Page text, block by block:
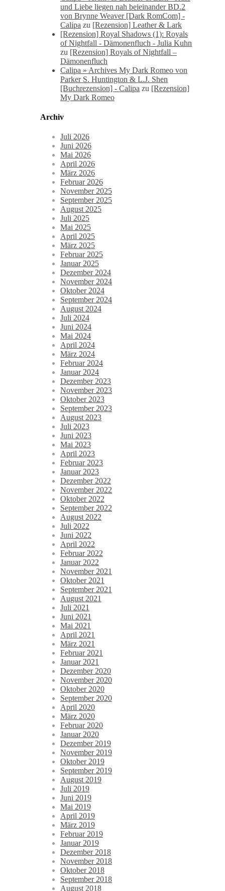
und Liebe liegen nah beieinander BD.2
von Brynne Weaver [Dark RomCom] -
Calipa zu [Rezension] Leather & Lark
[Rezension] Royal Shadows (1): Royals
of Nightfall - Dämonenfluch - Julia Kuhn
zu [Rezension] Royals of Nightfall –
Dämonenfluch
Calipa » Archives My Dark Romeo von
Parker S. Huntington & L.J. Shen
[Buchrezension] - Calipa zu [Rezension]
My Dark Romeo
Archiv
Juli 2026
Juni 2026
Mai 2026
April 2026
März 2026
Februar 2026
November 2025
September 2025
August 2025
Juli 2025
Mai 2025
April 2025
März 2025
Februar 2025
Januar 2025
Dezember 2024
November 2024
Oktober 2024
September 2024
August 2024
Juli 2024
Juni 2024
Mai 2024
April 2024
März 2024
Februar 2024
Januar 2024
Dezember 2023
November 2023
Oktober 2023
September 2023
August 2023
Juli 2023
Juni 2023
Mai 2023
April 2023
Februar 2023
Januar 2023
Dezember 2022
November 2022
Oktober 2022
September 2022
August 2022
Juli 2022
Juni 2022
April 2022
Februar 2022
Januar 2022
November 2021
Oktober 2021
September 2021
August 2021
Juli 2021
Juni 2021
Mai 2021
April 2021
März 2021
Februar 2021
Januar 2021
Dezember 2020
November 2020
Oktober 2020
September 2020
April 2020
März 2020
Februar 2020
Januar 2020
Dezember 2019
November 2019
Oktober 2019
September 2019
August 2019
Juli 2019
Juni 2019
Mai 2019
April 2019
März 2019
Februar 2019
Januar 2019
Dezember 2018
November 2018
Oktober 2018
September 2018
August 2018